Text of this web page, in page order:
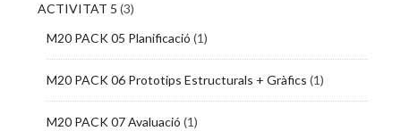
ACTIVITAT 5 (3)
M20 PACK 05 Planificació (1)
M20 PACK 06 Prototips Estructurals + Gràfics (1)
M20 PACK 07 Avaluació (1)